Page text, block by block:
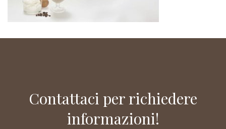
Contattaci per richiedere
informazioni!